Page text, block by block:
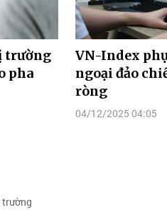
trường
pha
VN-Index
ngoại đảo
ròng
04/12/2025 04:05
trường